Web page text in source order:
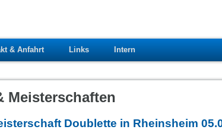
& Anfahrt Links Intern
Meisterschaften
Doublette in Rheinsheim